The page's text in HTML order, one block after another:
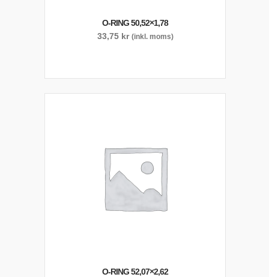
O-RING 50,52×1,78
33,75 kr (inkl. moms)
O-RING 52,07×2,62